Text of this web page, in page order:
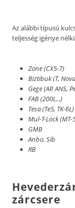
Az alábbi típusú
teljesség igénye
Zone (CX5-7)
Biztibuk (T,
Gege (AP, ANS,
FAB (200L...)
Tesa (Te5, TK-6L)
Mul-T-Lock
GMB
Anbo, Sib
RB
zárcsere